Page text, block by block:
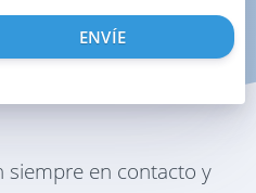
siempre en contacto y